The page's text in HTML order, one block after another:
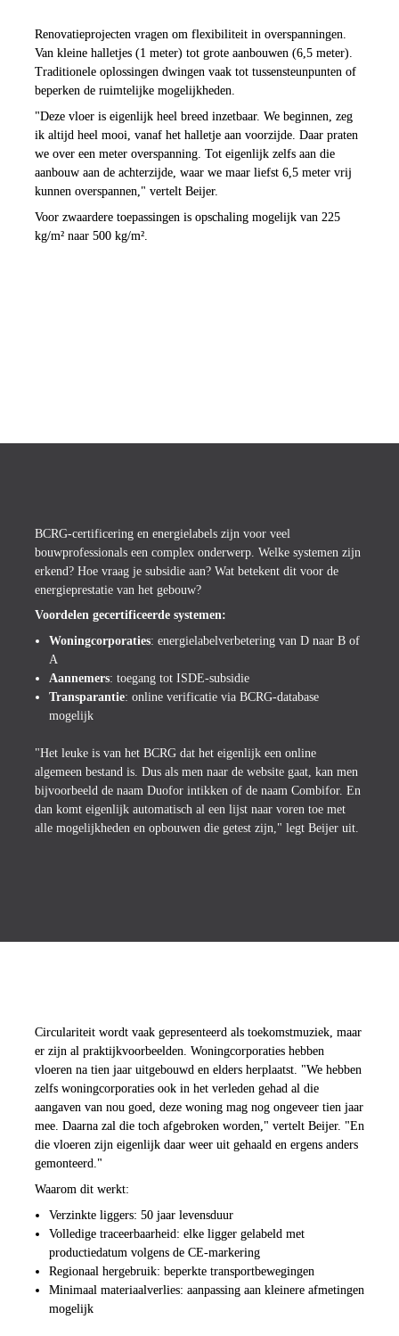
Renovatieprojecten vragen om flexibiliteit in overspanningen.
Van kleine halletjes (1 meter) tot grote aanbouwen (6,5 meter).
Traditionele oplossingen dwingen vaak tot tussensteunpunten of
beperken de ruimtelijke mogelijkheden.
"Deze vloer is eigenlijk heel breed inzetbaar. We beginnen, zeg
ik altijd heel mooi, vanaf het halletje aan voorzijde. Daar praten
we over een meter overspanning. Tot eigenlijk zelfs aan die
aanbouw aan de achterzijde, waar we maar liefst 6,5 meter vrij
kunnen overspannen," vertelt Beijer.
Voor zwaardere toepassingen is opschaling mogelijk van 225
kg/m² naar 500 kg/m².
BCRG-certificering en energielabels zijn voor veel
bouwprofessionals een complex onderwerp. Welke systemen zijn
erkend? Hoe vraag je subsidie aan? Wat betekent dit voor de
energieprestatie van het gebouw?
Voordelen gecertificeerde systemen:
Woningcorporaties: energielabelverbetering van D naar B of
A
Aannemers: toegang tot ISDE-subsidie
Transparantie: online verificatie via BCRG-database
mogelijk
"Het leuke is van het BCRG dat het eigenlijk een online
algemeen bestand is. Dus als men naar de website gaat, kan men
bijvoorbeeld de naam Duofor intikken of de naam Combifor. En
dan komt eigenlijk automatisch al een lijst naar voren toe met
alle mogelijkheden en opbouwen die getest zijn," legt Beijer uit.
Circulariteit wordt vaak gepresenteerd als toekomstmuziek, maar
er zijn al praktijkvoorbeelden. Woningcorporaties hebben
vloeren na tien jaar uitgebouwd en elders herplaatst. "We hebben
zelfs woningcorporaties ook in het verleden gehad al die
aangaven van nou goed, deze woning mag nog ongeveer tien jaar
mee. Daarna zal die toch afgebroken worden," vertelt Beijer. "En
die vloeren zijn eigenlijk daar weer uit gehaald en ergens anders
gemonteerd."
Waarom dit werkt:
Verzinkte liggers: 50 jaar levensduur
Volledige traceerbaarheid: elke ligger gelabeld met
productiedatum volgens de CE-markering
Regionaal hergebruik: beperkte transportbewegingen
Minimaal materiaalverlies: aanpassing aan kleinere afmetingen
mogelijk